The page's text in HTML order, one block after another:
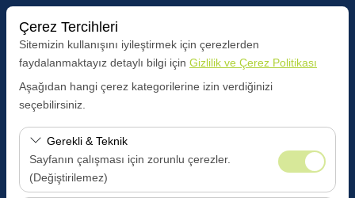
Çerez Tercihleri
Sitemizin kullanışını iyileştirmek için çerezlerden
faydalanmaktayız detaylı bilgi için Gizlilik ve Çerez Politikası
Aşağıdan hangi çerez kategorilerine izin verdiğinizi
seçebilirsiniz.
Gerekli & Teknik
Sayfanın çalışması için zorunlu çerezler.
(Değiştirilemez)
Araç Alış Yeri
Farklı yerde bırakmak istiyorum